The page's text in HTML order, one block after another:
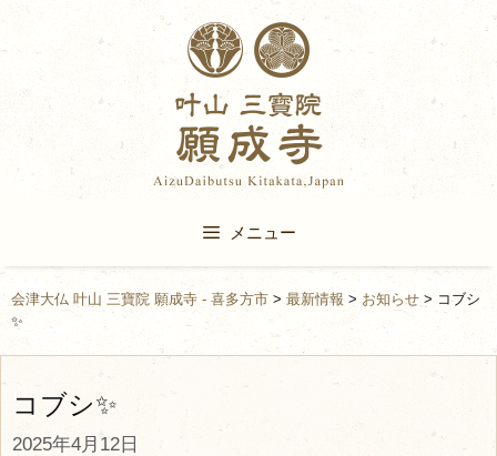
to
content
メニュー
会津大仏 叶山 三寶院 願成寺 - 喜多方市 > 最新情報 > お知らせ > コブシ
✨
コブシ✨
2025年4月12日